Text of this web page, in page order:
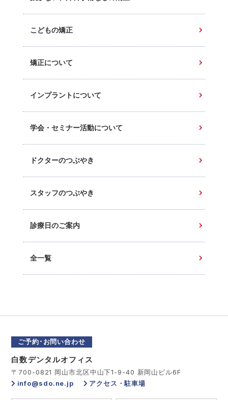
こどもの矯正
矯正について
インプラントについて
学会・セミナー活動について
ドクターのつぶやき
スタッフのつぶやき
診療日のご案内
全一覧
ご予約･お問い合わせ
白数デンタルオフィス
〒700-0821 岡山市北区中山下1-9-40 新岡山ビル6F
info@sdo.ne.jp
アクセス・駐車場